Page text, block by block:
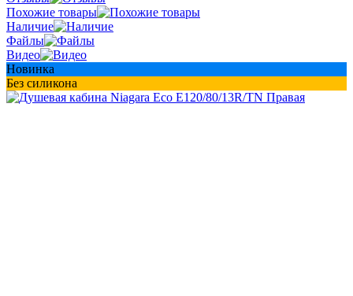
Похожие товары
Наличие
Файлы
Видео
Новинка
Без силикона